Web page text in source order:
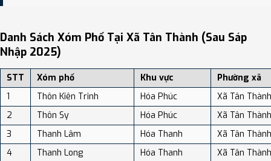
địa điểm tại: VReview.vn - Nền tảng review địa điểm, dịch vụ và du
lịch uy tín tại Việt Nam.
Danh Sách Xóm Phố Tại Xã Tân Thành (sau Sáp
Nhập 2025)
STT Xóm phố Khu vực
Phường xã
1
Thôn Kiên Trinh Hóa Phúc
Xã Tân Thành
2
Thôn Sy Hóa Phúc
Xã Tân Thành
3
Thanh Lâm Hóa Thanh
Xã Tân Thành
4
Thanh Long Hóa Thanh
Xã Tân Thành